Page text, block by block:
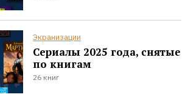
Экранизации
Сериалы 2025 года, снятые
по книгам
26 книг